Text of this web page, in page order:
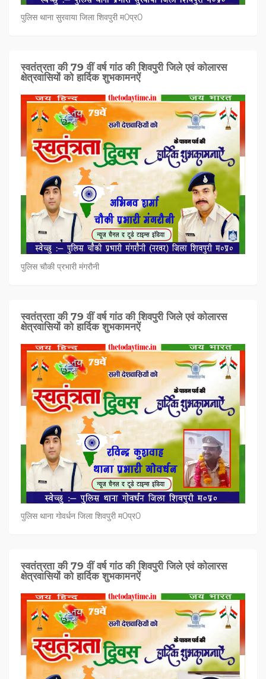
पुलिस थाना सुरवाया जिला शिवपुरी म0प्र0
स्वतंत्रता की 79 वीं वर्ष गांठ की शिवपुरी जिले एवं कोलारस
क्षेत्रवासियों को हार्दिक शुभकामनऐं
पुलिस चौकी प्रभारी मंगरौनी
स्वतंत्रता की 79 वीं वर्ष गांठ की शिवपुरी जिले एवं कोलारस
क्षेत्रवासियों को हार्दिक शुभकामनऐं
पुलिस थाना गोवर्धन जिला शिवपुरी म0प्र0
स्वतंत्रता की 79 वीं वर्ष गांठ की शिवपुरी जिले एवं कोलारस
क्षेत्रवासियों को हार्दिक शुभकामनऐं